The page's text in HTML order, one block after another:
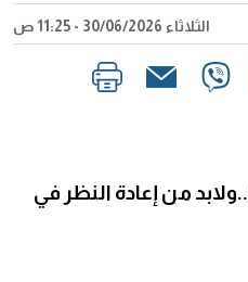
الثلاثاء 30/06/2026 - 11:25 ص
من إعادة النظر في